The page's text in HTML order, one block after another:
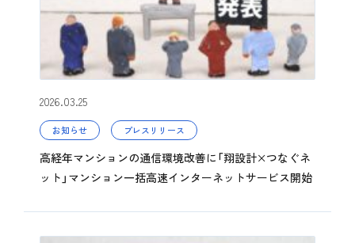
2026.03.25
お知らせ プレスリリース
高経年マンションの通信環境改善に「翔設計×つなぐネ
ット」マンション一括高速インターネットサービス開始